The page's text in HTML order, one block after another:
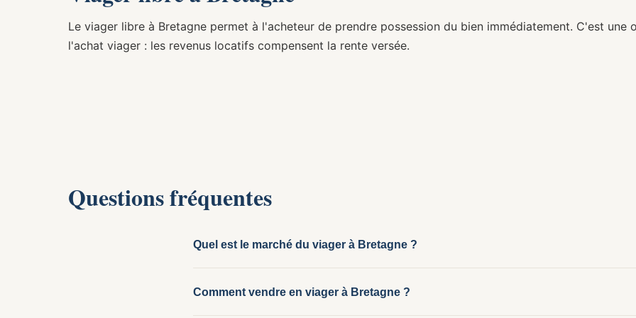
Le viager libre à Bretagne permet à l'acheteur de prendre possession du bien immédiatement. C'est
l'achat viager : les revenus locatifs compensent la rente versée.
Questions fréquentes
Quel est le marché du viager à Bretagne ?
vendeurs seniors. La Bretagne offre un marché viager original : maisons et
Comment vendre en viager à Bretagne ?